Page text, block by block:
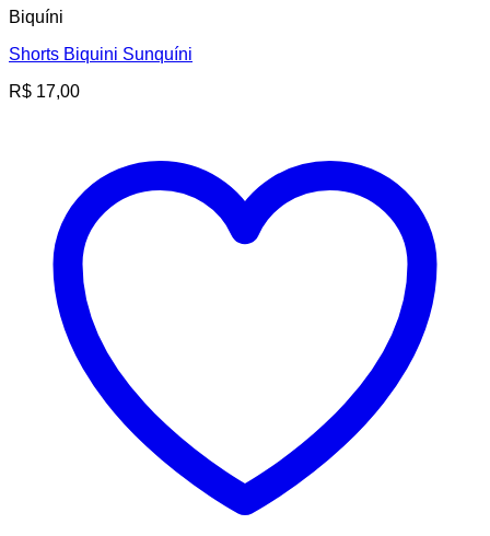
Biquíni
Shorts Biquini Sunquíni
R$ 17,00